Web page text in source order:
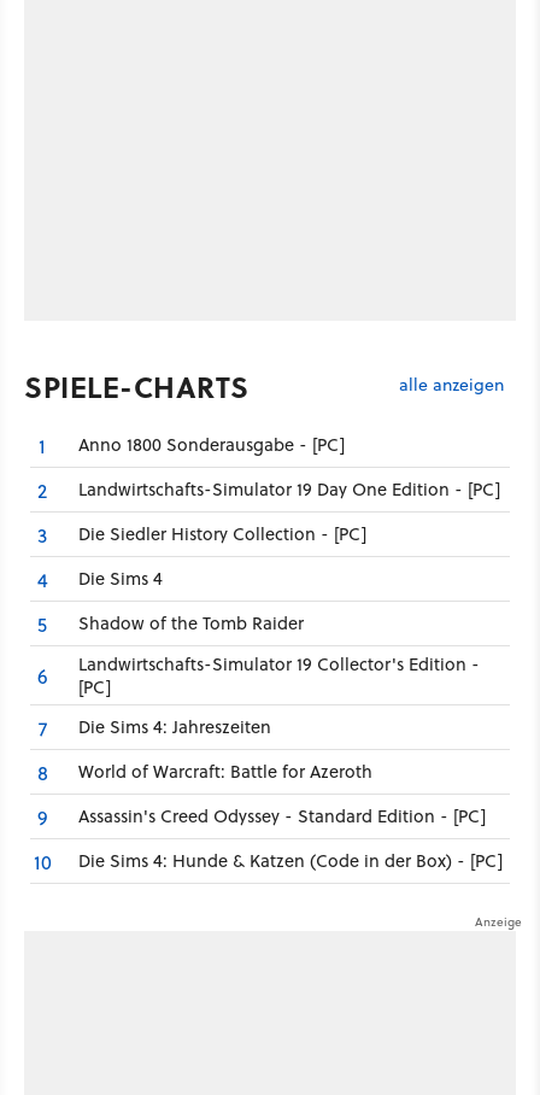
SPIELE-CHARTS alle anzeigen
1 Anno 1800 Sonderausgabe - [PC]
2 Landwirtschafts-Simulator 19 Day One Edition - [PC]
3 Die Siedler History Collection - [PC]
4 Die Sims 4
5 Shadow of the Tomb Raider
6
Landwirtschafts-Simulator 19 Collector's Edition -
[PC]
7 Die Sims 4: Jahreszeiten
8 World of Warcraft: Battle for Azeroth
9 Assassin's Creed Odyssey - Standard Edition - [PC]
10 Die Sims 4: Hunde & Katzen (Code in der Box) - [PC]